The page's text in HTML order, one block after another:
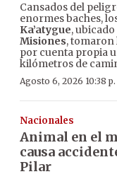
Cansados del
enormes baches,
Ka’atygue,
Misiones,
por cuenta propia
kilómetros de
Agosto 6, 2026 10:38 p.
Nacionales
Animal en el
causa
Pilar